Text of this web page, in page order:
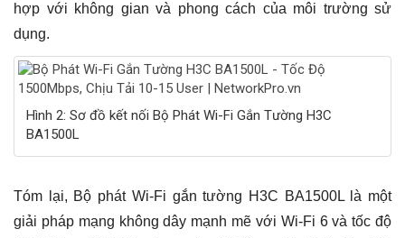
hợp với không gian và phong cách của môi trường sử
dụng.
Hình 2: Sơ đồ kết nối Bộ Phát Wi-Fi Gắn Tường H3C
BA1500L
Tóm lại, Bộ phát Wi-Fi gắn tường H3C BA1500L là một
giải pháp mạng không dây mạnh mẽ với Wi-Fi 6 và tốc độ